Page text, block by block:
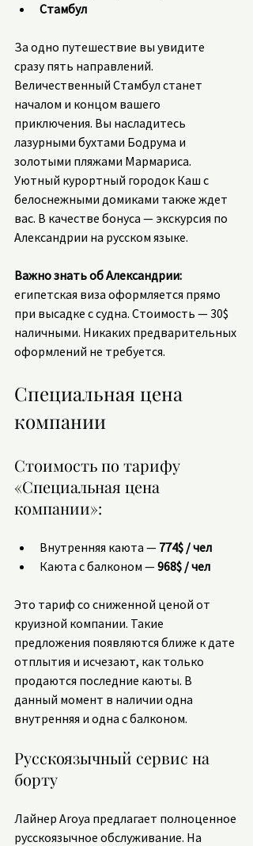
Стамбул
За одно путешествие вы увидите
сразу пять направлений.
Величественный Стамбул станет
началом и концом вашего
приключения. Вы насладитесь
лазурными бухтами Бодрума и
золотыми пляжами Мармариса.
Уютный курортный городок Каш с
белоснежными домиками также ждет
вас. В качестве бонуса — экскурсия по
Александрии на русском языке.
Важно знать об Александрии:
египетская виза оформляется прямо
при высадке с судна. Стоимость — 30$
наличными. Никаких предварительных
оформлений не требуется.
Специальная цена
компании
Стоимость по тарифу
«Специальная цена
компании»:
Внутренняя каюта — 774$ / чел
Каюта с балконом — 968$ / чел
Это тариф со сниженной ценой от
круизной компании. Такие
предложения появляются ближе к дате
отплытия и исчезают, как только
продаются последние каюты. В
данный момент в наличии одна
внутренняя и одна с балконом.
Русскоязычный сервис на
борту
Лайнер Aroya предлагает полноценное
русскоязычное обслуживание. На